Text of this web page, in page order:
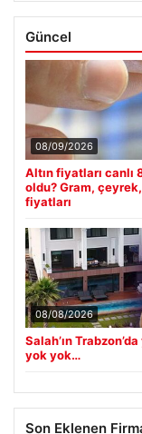
Güncel
08/09/2026
Altın fiyatları canlı
oldu? Gram, çeyrek,
fiyatları
08/08/2026
Salah’ın
yok yok…
Son Eklenen